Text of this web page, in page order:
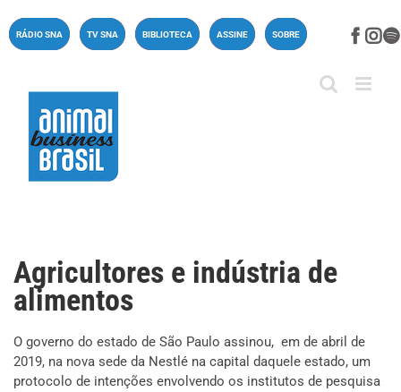
paraRÁDIO SNA TV SNA BIBLIOTECA ASSINE SOBRE
Agricultores e indústria de
alimentos
O governo do estado de São Paulo assinou, em de abril de
2019, na nova sede da Nestlé na capital daquele estado, um
protocolo de intenções envolvendo os institutos de pesquisa